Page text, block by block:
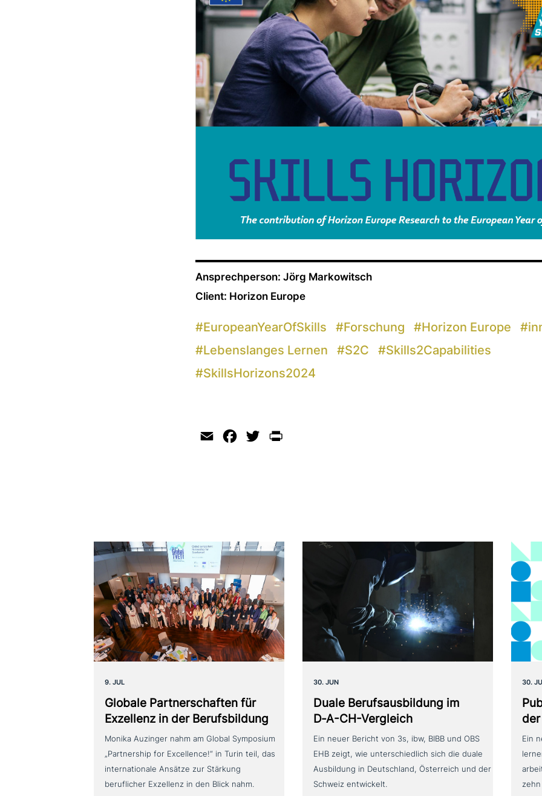
Ansprechperson: Jörg Markowitsch
Client: Horizon Europe
#EuropeanYearOfSkills #Forschung #Horizon Europe #
#Lebenslanges Lernen #S2C #Skills2Capabilities
#SkillsHorizons2024
Email Facebook
Twitter
9. JUL
Globale Partnerschaften für
Exzellenz in der Berufsbildung
Monika Auzinger nahm am Global Symposium
„Partnership for Excellence!“ in Turin teil, das
internationale Ansätze zur Stärkung
beruflicher Exzellenz in den Blick nahm.
30. JUN
Duale Berufsausbildung im
D‑A-CH-Vergleich
Ein neuer Bericht von 3s, ibw, BIBB und OBS
EHB zeigt, wie unterschiedlich sich die duale
Ausbildung in Deutschland, Österreich und der
Schweiz entwickelt.
30.
Ein